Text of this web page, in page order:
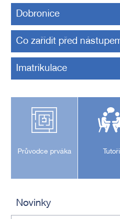
Dobronice
Co zařídit před
Imatrikulace
Průvodce prváka Tutoři
Novinky